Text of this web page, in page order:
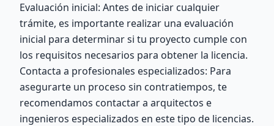
Evaluación inicial: Antes de iniciar cualquier
trámite, es importante realizar una evaluación
inicial para determinar si tu proyecto cumple con
los requisitos necesarios para obtener la licencia.
Contacta a profesionales especializados: Para
asegurarte un proceso sin contratiempos, te
recomendamos contactar a arquitectos e
ingenieros especializados en este tipo de licencias.